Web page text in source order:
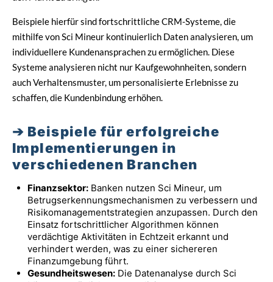
Beispiele hierfür sind fortschrittliche CRM-Systeme, die
mithilfe von Sci Mineur kontinuierlich Daten analysieren, um
individuellere Kundenansprachen zu ermöglichen. Diese
Systeme analysieren nicht nur Kaufgewohnheiten, sondern
auch Verhaltensmuster, um personalisierte Erlebnisse zu
schaffen, die Kundenbindung erhöhen.
Beispiele für erfolgreiche
Implementierungen in
verschiedenen Branchen
Finanzsektor: Banken nutzen Sci Mineur, um
Betrugserkennungsmechanismen zu verbessern und
Risikomanagementstrategien anzupassen. Durch den
Einsatz fortschrittlicher Algorithmen können
verdächtige Aktivitäten in Echtzeit erkannt und
verhindert werden, was zu einer sichereren
Finanzumgebung führt.
Gesundheitswesen: Die Datenanalyse durch Sci